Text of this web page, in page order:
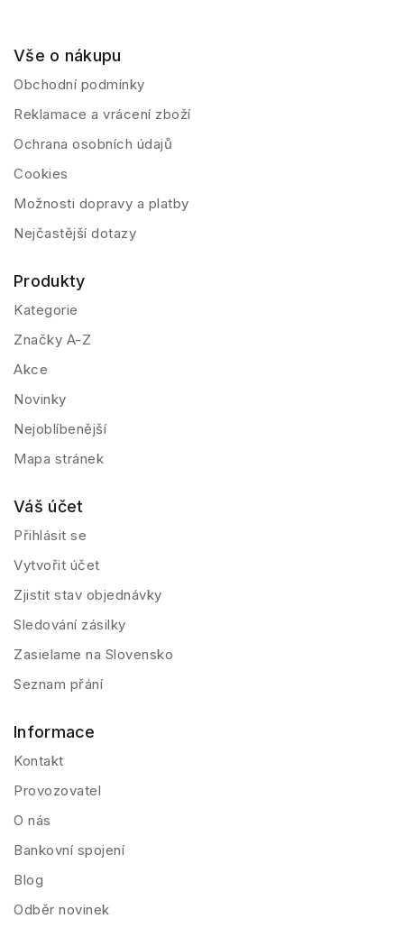
Vše o nákupu
Obchodní podmínky
Reklamace a vrácení zboží
Ochrana osobních údajů
Cookies
Možnosti dopravy a platby
Nejčastější dotazy
Produkty
Kategorie
Značky A-Z
Akce
Novinky
Nejoblíbenější
Mapa stránek
Váš účet
Přihlásit se
Vytvořit účet
Zjistit stav objednávky
Sledování zásilky
Zasielame na Slovensko
Seznam přání
Informace
Kontakt
Provozovatel
O nás
Bankovní spojení
Blog
Odběr novinek